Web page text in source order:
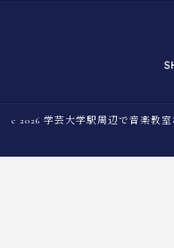
c 2026 学芸大学駅周辺で音楽教